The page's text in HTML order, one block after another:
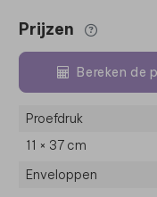
Prijzen
Bereken de
Proefdruk
11 × 37 cm
Enveloppen